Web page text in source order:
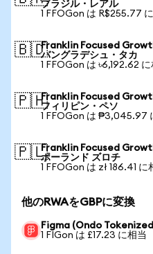
ブラジル・レアル
1 FFOGon は R$255.77
🇧🇩Franklin Focused
バングラデシュ・タカ
1 FFOGon は ৳6,192.62 に
🇵🇭Franklin Focused
フィリピン・ペソ
1 FFOGon は ₱3,045.97
🇵🇱Franklin Focused
ポーランド ズロチ
1 FFOGon は zł 186.41 に
他のRWAをGBPに変換
Figma (Ondo
1 FIGon は £17.23 に相当